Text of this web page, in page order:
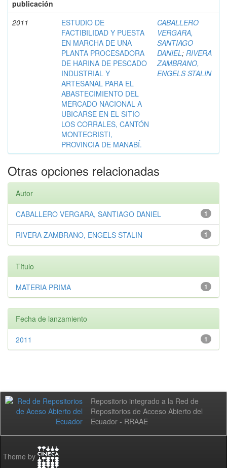
publicación
2011
ESTUDIO DE
FACTIBILIDAD Y PUESTA
EN MARCHA DE UNA
PLANTA PROCESADORA
DE HARINA DE PESCADO
INDUSTRIAL Y
ARTESANAL PARA EL
ABASTECIMIENTO DEL
MERCADO NACIONAL A
UBICARSE EN EL SITIO
LOS CORRALES, CANTÓN
MONTECRISTI,
PROVINCIA DE MANABÍ.
CABALLERO
VERGARA,
SANTIAGO
DANIEL; RIVERA
ZAMBRANO,
ENGELS STALIN
Otras opciones relacionadas
Autor
1
CABALLERO VERGARA, SANTIAGO DANIEL
1
RIVERA ZAMBRANO, ENGELS STALIN
Título
1
MATERIA PRIMA
Fecha de lanzamiento
1
2011
Repositorio integrado a la Red de
Repositorios de Acceso Abierto del
Ecuador - RRAAE
Theme by